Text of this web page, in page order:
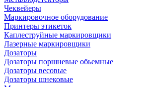
Чеквейеры
Маркировочное оборудование
Принтеры этикеток
Каплеструйные маркировщики
Лазерные маркировщики
Дозаторы
Дозаторы поршневые обьемные
Дозаторы весовые
Дозаторы шнековые